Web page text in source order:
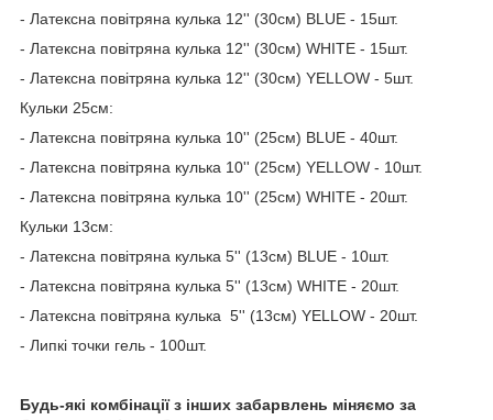
- Латексна повітряна кулька 12'' (30см) BLUE - 15шт.
- Латексна повітряна кулька 12'' (30см) WHITE - 15шт.
- Латексна повітряна кулька 12'' (30см) YELLOW - 5шт.
Кульки 25см:
- Латексна повітряна кулька 10'' (25см) BLUE - 40шт.
- Латексна повітряна кулька 10'' (25см) YELLOW - 10шт.
- Латексна повітряна кулька 10'' (25см) WHITE - 20шт.
Кульки 13см:
- Латексна повітряна кулька 5'' (13см) BLUE - 10шт.
- Латексна повітряна кулька 5'' (13см) WHITE - 20шт.
- Латексна повітряна кулька 5'' (13см) YELLOW - 20шт.
- Липкі точки гель - 100шт.
Будь-які комбінації з інших забарвлень міняємо за